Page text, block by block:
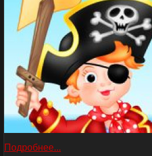
Подробнее...